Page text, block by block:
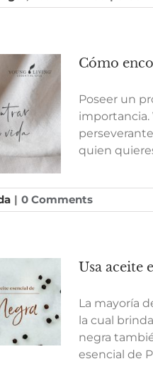
Cómo
Poseer un
importancia.
quien
| 0 Comments
Usa aceite
La mayoría
la cual
negra
esencial de